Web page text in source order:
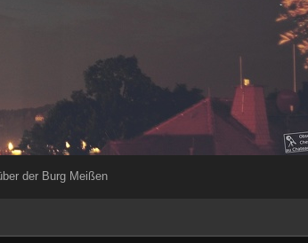
der Burg Meißen